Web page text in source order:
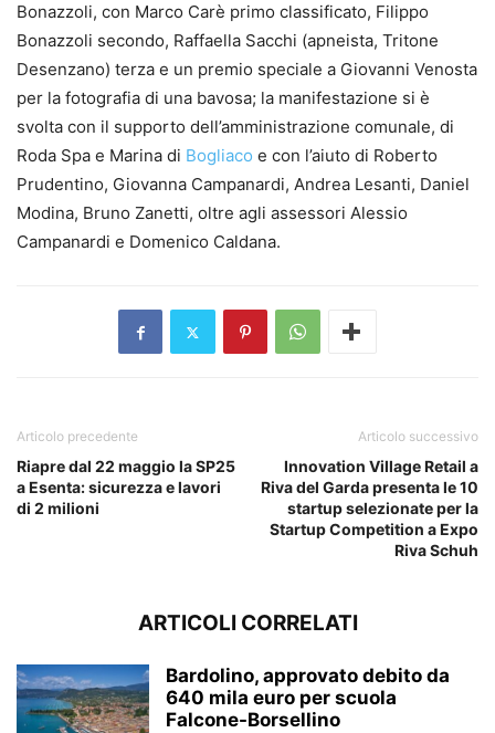
Bonazzoli, con Marco Carè primo classificato, Filippo
Bonazzoli secondo, Raffaella Sacchi (apneista, Tritone
Desenzano) terza e un premio speciale a Giovanni Venosta
per la fotografia di una bavosa; la manifestazione si è
svolta con il supporto dell’amministrazione comunale, di
Roda Spa e Marina di Bogliaco e con l’aiuto di Roberto
Prudentino, Giovanna Campanardi, Andrea Lesanti, Daniel
Modina, Bruno Zanetti, oltre agli assessori Alessio
Campanardi e Domenico Caldana.
Articolo precedente
Riapre dal 22 maggio la SP25
a Esenta: sicurezza e lavori
di 2 milioni
Articolo successivo
Innovation Village Retail a
Riva del Garda presenta le 10
startup selezionate per la
Startup Competition a Expo
Riva Schuh
ARTICOLI CORRELATI
Bardolino, approvato debito da
640 mila euro per scuola
Falcone-Borsellino